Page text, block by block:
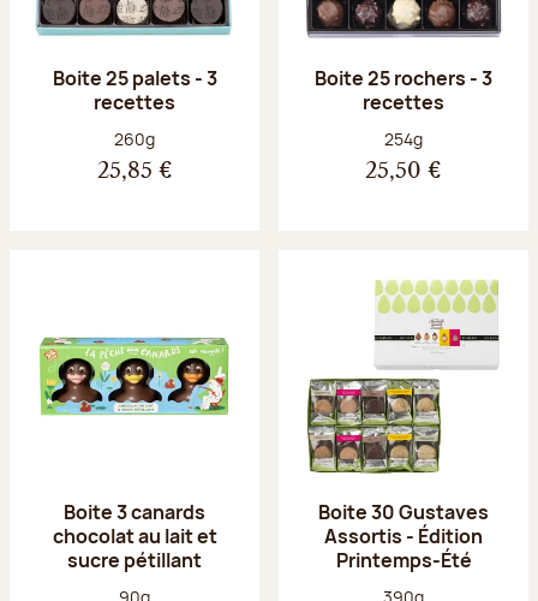
Boite 25 palets - 3
recettes
Poids net :
260g
25,85 €
Boite 25 rochers - 3
recettes
Poids net :
254g
25,50 €
Boite 3 canards
chocolat au lait et
sucre pétillant
Poids net :
Boite 30 Gustaves
Assortis - Édition
Printemps-Été
Poids net :